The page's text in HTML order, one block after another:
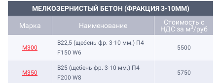
МЕЛКОЗЕРНИСТЫЙ БЕТОН (ФРАКЦИЯ 3-10ММ)
Марка Наименование
Стоимость с
НДС за м3/руб
М300
B22,5 (щебень фр. 3-10 мм.) П4
F150 W6
5500
М350
B25 (щебень фр. 3-10 мм.) П4
F200 W8
5750